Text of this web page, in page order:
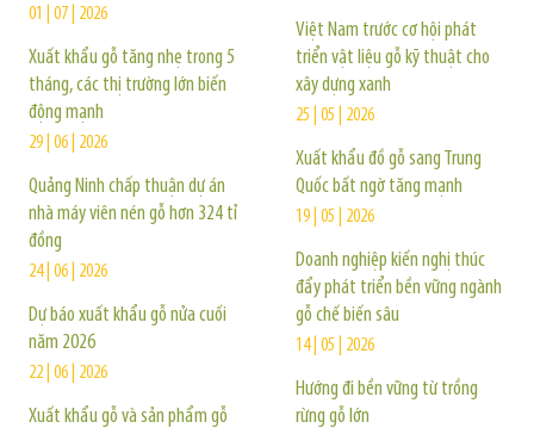
01 | 07 | 2026
Xuất khẩu gỗ tăng nhẹ trong 5
tháng, các thị trường lớn biến
động mạnh
29 | 06 | 2026
Quảng Ninh chấp thuận dự án
nhà máy viên nén gỗ hơn 324 tỉ
đồng
24 | 06 | 2026
Dự báo xuất khẩu gỗ nửa cuối
năm 2026
22 | 06 | 2026
Xuất khẩu gỗ và sản phẩm gỗ
Việt Nam trước cơ hội phát
triển vật liệu gỗ kỹ thuật cho
xây dựng xanh
25 | 05 | 2026
Xuất khẩu đồ gỗ sang Trung
Quốc bất ngờ tăng mạnh
19 | 05 | 2026
Doanh nghiệp kiến nghị thúc
đẩy phát triển bền vững ngành
gỗ chế biến sâu
14 | 05 | 2026
Hướng đi bền vững từ trồng
rừng gỗ lớn